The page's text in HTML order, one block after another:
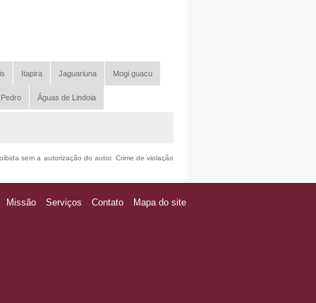
Itapira Jaguariuna Mogi guacu
Águas de Lindoia
sem a autorização do autor. Crime de violação
Missão Serviços Contato Mapa do site